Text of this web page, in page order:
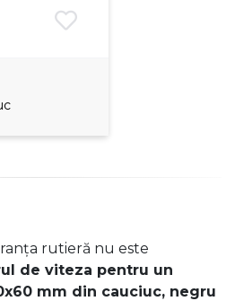
rutieră nu este
de viteza pentru un
mm din cauciuc, negru